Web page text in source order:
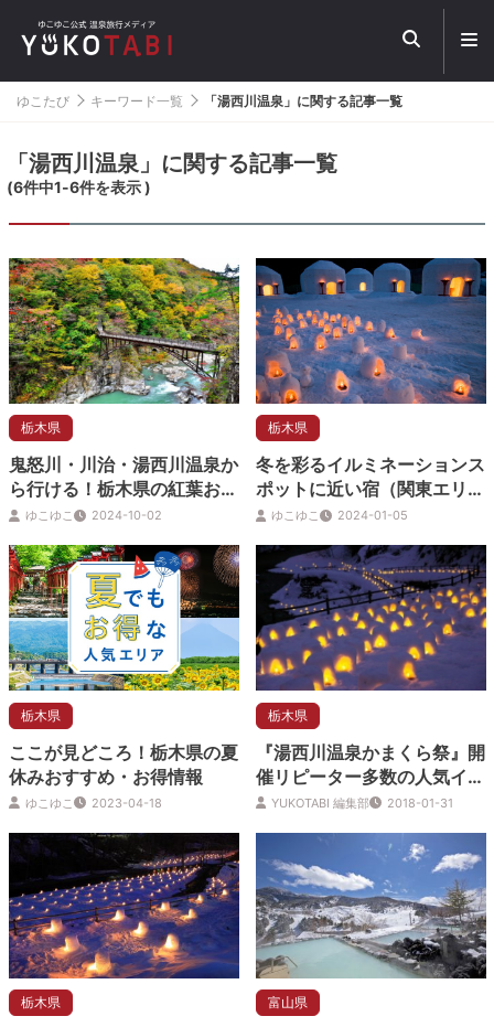
メ
ュ
ゆこたび キーワード一覧 「湯西川温泉」に関する記事一覧
「湯西川温泉」に関する記事一覧
(6件中1-6件を表示 )
栃木県
鬼怒川・川治・湯西川温泉か
ら行ける！栃木県の紅葉おす
すめスポット
ゆこゆこ 2024-10-02
栃木県
冬を彩るイルミネーションス
ポットに近い宿（関東エリ
ア）ゆこゆこ 2024-01-05
栃木県
ここが見どころ！栃木県の夏
休みおすすめ・お得情報
ゆこゆこ 2023-04-18
栃木県
『湯西川温泉かまくら祭』開
催リピーター多数の人気イベ
ントYUKOTABI 編集部 2018-01-31
栃木県 富山県